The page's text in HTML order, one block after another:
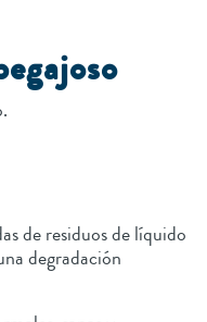
de residuos de líquido
degradación